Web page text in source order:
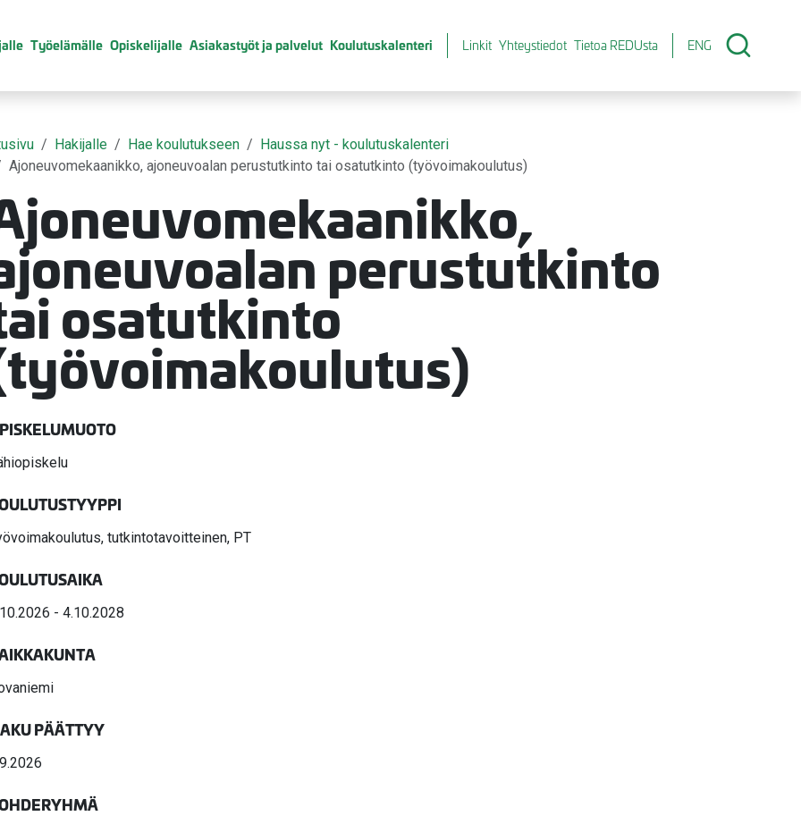
Työelämälle Opiskelijalle Asiakastyöt ja palvelut Koulutuskalenteri Linkit Yhteystiedot Tietoa REDUsta ENG
Hakijalle Hae koulutukseen
Haussa nyt - koulutuskalenteri
Ajoneuvomekaanikko, ajoneuvoalan perustutkinto tai osatutkinto (työvoimakoulutus)
perustutkinto
osatutkinto
tutkintotavoitteinen, PT
- 4.10.2028
PÄÄTTYY